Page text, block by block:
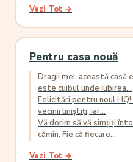
Vezi Tot →
Pentru casa nouă
Dragii mei, această casă
este cuibul unde iubirea...
Felicitări pentru noul
vecinii liniștiți, iar...
Vă dorim să vă simțiți
cămin. Fie că fiecare...
Vezi Tot →